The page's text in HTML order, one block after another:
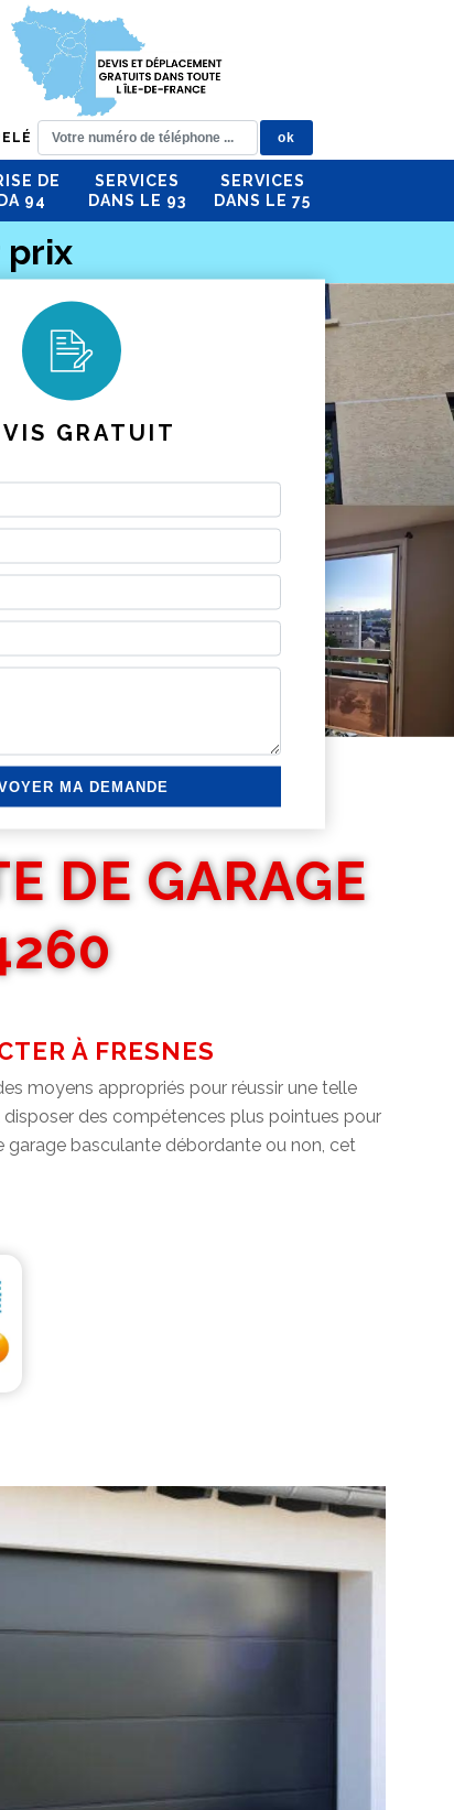
DE
94
SERVICES
DANS LE 93
SERVICES
DANS LE 75
prix
GRATUIT
DE GARAGE
À FRESNES
moyens appropriés pour réussir une telle
des compétences plus pointues pour
garage basculante débordante ou non, cet